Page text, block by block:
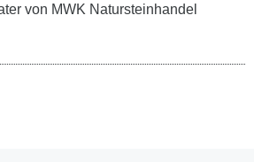
von MWK Natursteinhandel